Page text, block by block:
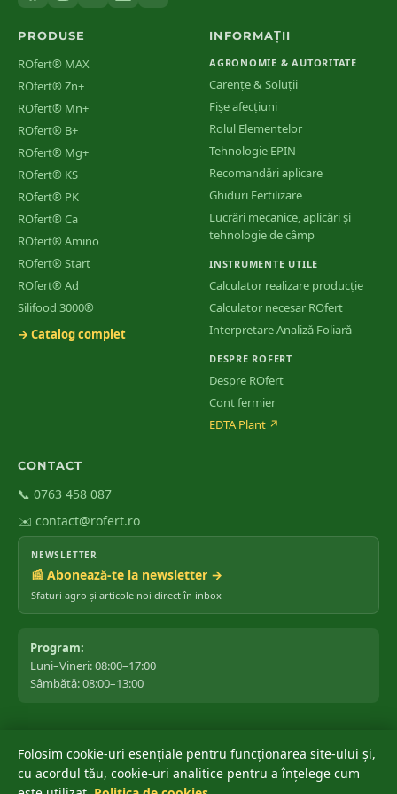
🌿Frunze înguste, deformate, cu margini neregulate (simptom
'coada de bici'), necroze marginale. Inhibă activitatea nitrat-
reductazei și fixarea biologică a azotului la leguminoase.
ROfert® Mn+
PRODUSE
ROfert® MAX
ROfert® Zn+
ROfert® Mn+
ROfert® B+
ROfert® Mg+
ROfert® KS
ROfert® PK
ROfert® Ca
ROfert® Amino
ROfert® Start
ROfert® Ad
Silifood 3000®
→ Catalog complet
INFORMAȚII
AGRONOMIE & AUTORITATE
Carențe & Soluții
Fișe afecțiuni
Rolul Elementelor
Tehnologie EPIN
Recomandări aplicare
Ghiduri Fertilizare
Lucrări mecanice, aplicări și
tehnologie de câmp
INSTRUMENTE UTILE
Calculator realizare producție
Calculator necesar ROfert
Interpretare Analiză Foliară
DESPRE ROFERT
Despre ROfert
Cont fermier
EDTA Plant ↗
CONTACT
📞 0763 458 087
✉️ contact@rofert.ro
NEWSLETTER
📰 Abonează-te la newsletter →
Sfaturi agro și articole noi direct în inbox
Program:
Luni–Vineri: 08:00–17:00
Sâmbătă: 08:00–13:00
2026 ROfert România SRL.Toate drepturile rezervate.
Marca ROfert® este înregistrată oficial la OSIM ✔ · Depusă: 04 iunie
Folosim cookie-uri esențiale pentru funcționarea site-ului și,
cu acordul tău, cookie-uri analitice pentru a înțelege cum